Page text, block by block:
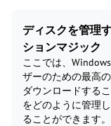
ディスクを管理
ションマジック
ここでは、
ザーのための最高
ダウンロードする
をどのように管理
ることができます。